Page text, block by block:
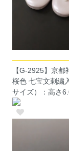
【G-2925】京
桜色 七宝文刺繍
サイズ）：高さ